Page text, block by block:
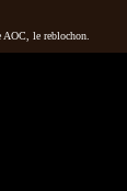
AOC, le reblochon.